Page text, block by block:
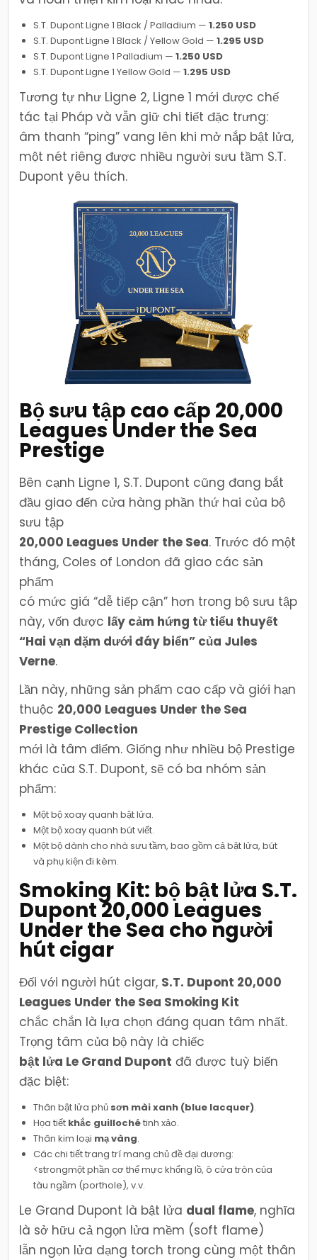
S.T. Dupont Ligne 1 Black / Palladium —1.250 USD
S.T. Dupont Ligne 1 Black / Yellow Gold —1.295 USD
S.T. Dupont Ligne 1 Palladium —1.250 USD
S.T. Dupont Ligne 1 Yellow Gold —1.295 USD
Tương tự như Ligne 2, Ligne 1 mới được chế
tác tại Pháp và vẫn giữ chi tiết đặc trưng:
âm thanh “ping” vang lên khi mở nắp bật lửa,
một nét riêng được nhiều người sưu tầm S.T.
Dupont yêu thích.
Bộ sưu tập cao cấp 20,000
Leagues Under the Sea
Prestige
Bên cạnh Ligne 1, S.T. Dupont cũng đang bắt
đầu giao đến cửa hàng phần thứ hai của bộ
sưu tập
20,000 Leagues Under the Sea. Trước đó một
tháng, Coles of London đã giao các sản
phẩm
có mức giá “dễ tiếp cận” hơn trong bộ sưu tập
này, vốn được lấy cảm hứng từ tiểu thuyết
“Hai vạn dặm dưới đáy biển” của Jules
Verne.
Lần này, những sản phẩm cao cấp và giới hạn
thuộc 20,000 Leagues Under the Sea
Prestige Collection
mới là tâm điểm. Giống như nhiều bộ Prestige
khác của S.T. Dupont, sẽ có ba nhóm sản
phẩm:
Một bộ xoay quanh bật lửa.
Một bộ xoay quanh bút viết.
Một bộ dành cho nhà sưu tầm, bao gồm cả bật lửa, bút
và phụ kiện đi kèm.
Smoking Kit: bộ bật lửa S.T.
Dupont 20,000 Leagues
Under the Sea cho người
hút cigar
Đối với người hút cigar, S.T. Dupont 20,000
Leagues Under the Sea Smoking Kit
chắc chắn là lựa chọn đáng quan tâm nhất.
Trọng tâm của bộ này là chiếc
bật lửa Le Grand Dupont đã được tuỳ biến
đặc biệt:
Thân bật lửa phủ sơn mài xanh (blue lacquer).
Họa tiết khắc guillochétinh xảo.
Thân kim loại mạ vàng.
Các chi tiết trang trí mang chủ đề đại dương:
<strongmột phần cơ thể mực khổng lồ, ô cửa tròn của
tàu ngầm (porthole), v.v.
Le Grand Dupont là bật lửa dual flame, nghĩa
là sở hữu cả ngọn lửa mềm (soft flame)
lẫn ngọn lửa dạng torch trong cùng một thân